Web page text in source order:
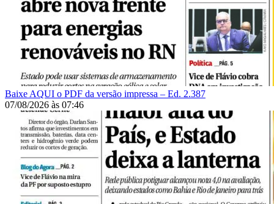
Baixe AQUI o PDF da versão impressa – Ed. 2.387
07/08/2026 às 07:46